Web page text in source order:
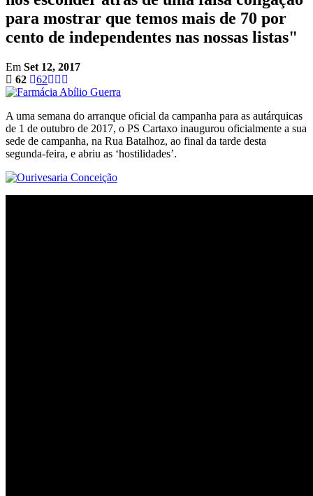
para mostrar que temos mais de 70 por
cento de independentes nas nossas listas"
Em Set 12, 2017
62
62
A uma semana do arranque oficial da campanha para as autárquicas
de 1 de outubro de 2017, o PS Cartaxo inaugurou oficialmente a sua
sede de campanha, na Rua Batalhoz, ao final da tarde desta
segunda-feira, e abriu as ‘hostilidades’.